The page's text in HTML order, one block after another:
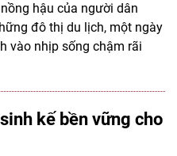
hậu của người dân
đô thị du lịch, một ngày
vào nhịp sống chậm rãi
kế bền vững cho